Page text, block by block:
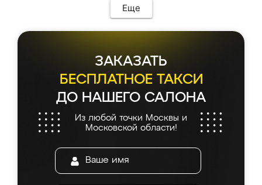
мебель сразу встала на свое место без
каких-либо доработок. Качеством осталась
довольна, все выглядит так, как и ожидала.
Еще
ЗАКАЗАТЬ
БЕСПЛАТНОЕ ТАКСИ
ДО НАШЕГО САЛОНА
Из любой точки Москвы и
Московской области!